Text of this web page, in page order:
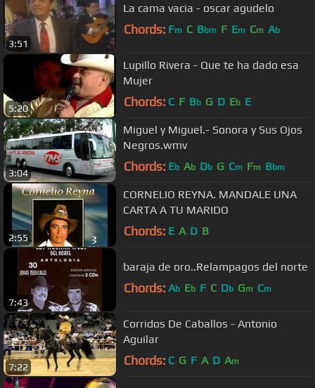
3:51
La cama vacia - oscar agudelo
Chords: Fm C Bbm F Em Cm Ab
5:20
Lupillo Rivera - Que te ha dado esa
Mujer
Chords: C F Bb G D Eb E
3:04
Miguel y Miguel.- Sonora y Sus Ojos
Negros.wmv
Chords: Eb Ab Db G Cm Fm Bbm
2:55
CORNELIO REYNA. MANDALE UNA
CARTA A TU MARIDO
Chords: E A D B
7:43
baraja de oro..Relampagos del norte
Chords: Ab Eb F C Db Gm Cm
7:22
Corridos De Caballos - Antonio
Aguilar
Chords: C G F A D Am